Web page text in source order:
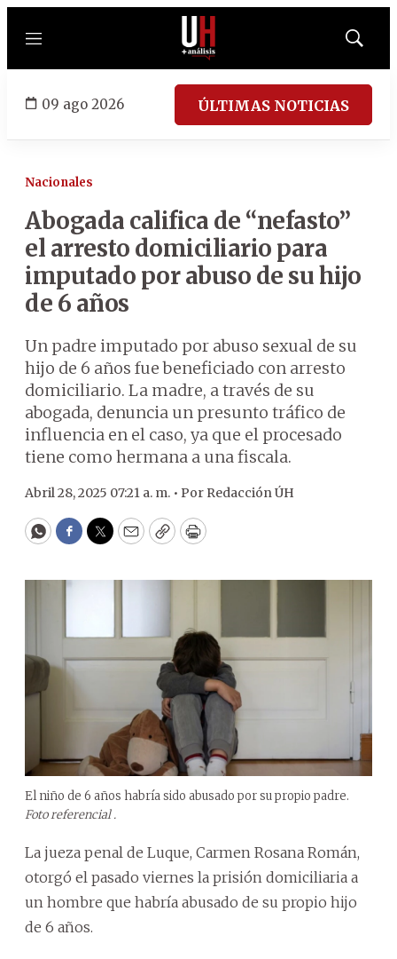
Menú
Mostrar
09 ago 2026 ÚLTIMAS NOTICIAS
Nacionales
Abogada califica de “nefasto”
el arresto domiciliario para
imputado por abuso de su hijo
de 6 años
Un padre imputado por abuso sexual de su
hijo de 6 años fue beneficiado con arresto
domiciliario. La madre, a través de su
abogada, denuncia un presunto tráfico de
influencia en el caso, ya que el procesado
tiene como hermana a una fiscala.
Abril 28, 2025 07:21 a. m. • Por Redacción ÚH
WhatsApp
Facebook
Twitter
EmailCopyPrint
El niño de 6 años habría sido abusado por su propio padre.
Foto referencial .
La jueza penal de Luque, Carmen Rosana Román,
otorgó el pasado viernes la prisión domiciliaria a
un hombre que habría abusado de su propio hijo
de 6 años.